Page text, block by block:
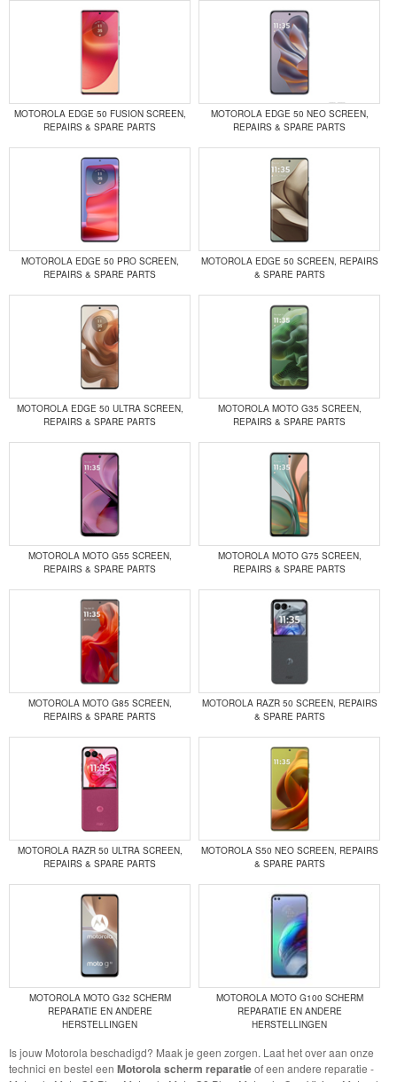
MOTOROLA EDGE 50 FUSION SCREEN,
REPAIRS & SPARE PARTS
MOTOROLA EDGE 50 NEO SCREEN,
REPAIRS & SPARE PARTS
MOTOROLA EDGE 50 PRO SCREEN,
REPAIRS & SPARE PARTS
MOTOROLA EDGE 50 SCREEN, REPAIRS
& SPARE PARTS
MOTOROLA EDGE 50 ULTRA SCREEN,
REPAIRS & SPARE PARTS
MOTOROLA MOTO G35 SCREEN,
REPAIRS & SPARE PARTS
MOTOROLA MOTO G55 SCREEN,
REPAIRS & SPARE PARTS
MOTOROLA MOTO G75 SCREEN,
REPAIRS & SPARE PARTS
MOTOROLA MOTO G85 SCREEN,
REPAIRS & SPARE PARTS
MOTOROLA RAZR 50 SCREEN, REPAIRS
& SPARE PARTS
MOTOROLA RAZR 50 ULTRA SCREEN,
REPAIRS & SPARE PARTS
MOTOROLA S50 NEO SCREEN, REPAIRS
& SPARE PARTS
MOTOROLA MOTO G32 SCHERM
REPARATIE EN ANDERE
HERSTELLINGEN
MOTOROLA MOTO G100 SCHERM
REPARATIE EN ANDERE
HERSTELLINGEN
Is jouw Motorola beschadigd? Maak je geen zorgen. Laat het over aan onze
technici en bestel een Motorola scherm reparatieof een andere reparatie -